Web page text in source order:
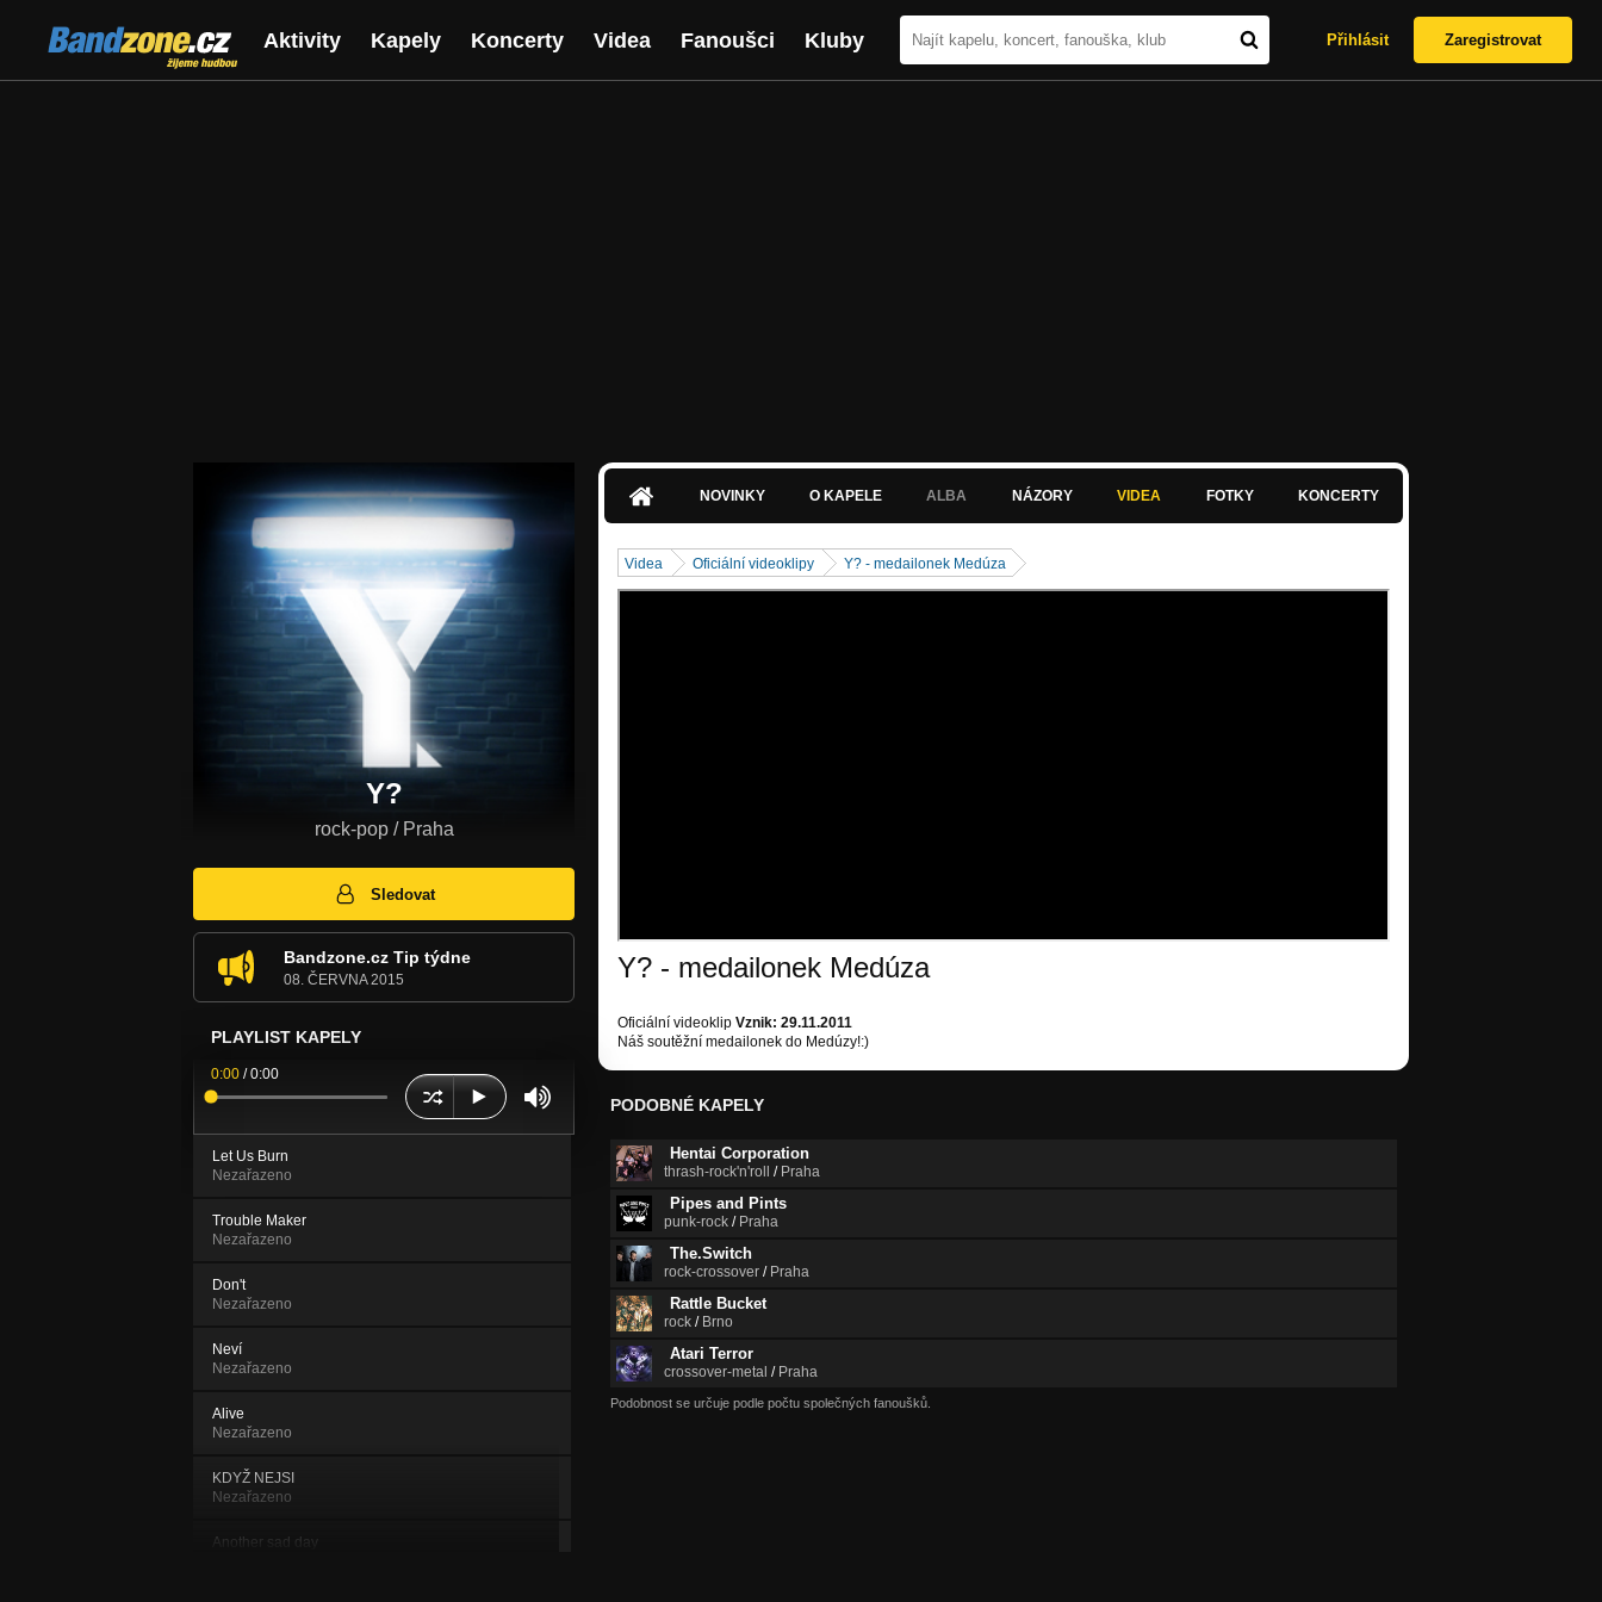
Bandzone.cz
žijeme hudbou
Aktivity Kapely Koncerty Videa Fanoušci Kluby Přihlásit Zaregistrovat
Y?
rock-pop / Praha
Sledovat
Bandzone.cz Tip týdne
08. ČERVNA 2015
PLAYLIST KAPELY
0:00 /0:00
Let Us Burn
Nezařazeno
Trouble Maker
Nezařazeno
Don't
Nezařazeno
Neví
Nezařazeno
Alive
Nezařazeno
KDYŽ NEJSI
Nezařazeno
Another sad day
NOVINKY O KAPELE ALBA NÁZORY VIDEA FOTKY KONCERTY
Videa Oficiální videoklipy Y? - medailonek Medúza
Y? - medailonek Medúza
Oficiální videoklip Vznik: 29.11.2011
Náš soutěžní medailonek do Medúzy!:)
PODOBNÉ KAPELY
Hentai Corporation
thrash-rock'n'roll / Praha
Pipes and Pints
punk-rock / Praha
The.Switch
rock-crossover / Praha
Rattle Bucket
rock / Brno
Atari Terror
crossover-metal / Praha
Podobnost se určuje podle počtu společných fanoušků.